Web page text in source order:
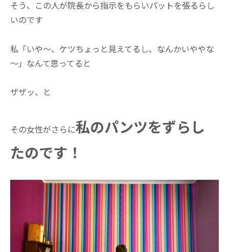
そう、この人が院長から指示をもらいパットを張るらし
いのです
私「いや～、ケツちょっと見えてるし、なんかいややな
～」なんて思ってると
ザザッ、と
その女性がさらに私のパンツをずらし
たのです！